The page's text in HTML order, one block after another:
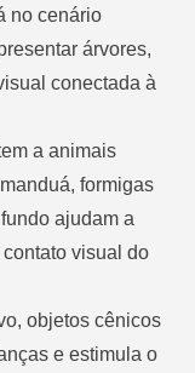
no cenário
árvores,
conectada à
a animais
formigas
ajudam a
visual do
objetos cênicos
e estimula o